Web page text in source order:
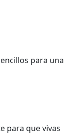
para una
para que vivas